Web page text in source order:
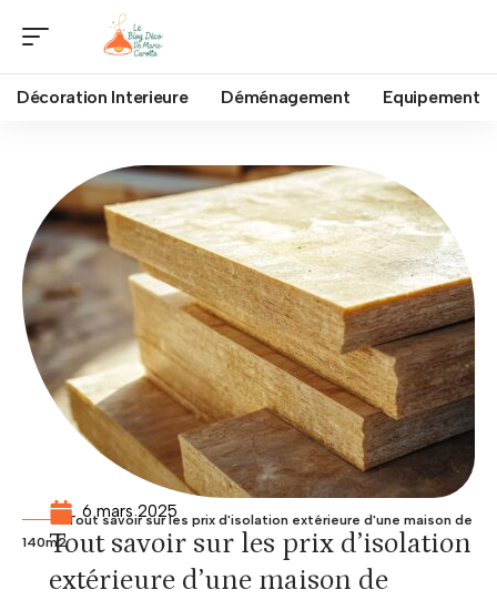
Décoration Interieure Déménagement Equipement
Tout savoir sur les prix d'isolation extérieure d'une maison de
140m2
6 mars 2025
Tout savoir sur les prix d’isolation
extérieure d’une maison de